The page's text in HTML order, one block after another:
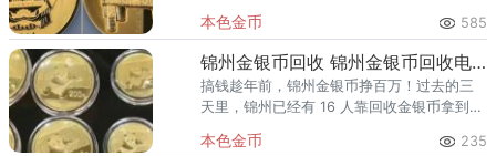
古代青铜器文化的进一步展现和传承。青铜
器文化源远流长，历经多
本色金币 585
锦州金银币回收 锦州金银币回收电话
搞钱趁年前，锦州金银币挣百万！过去的三
天里，锦州已经有 16 人靠回收金银币拿到几
套熊猫金币换了辆新能源车，春运自驾回老
本色金币 235